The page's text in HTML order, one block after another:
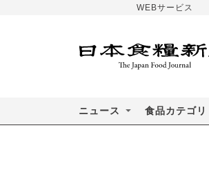
WEBサービス
ニュース 食品カテゴリ